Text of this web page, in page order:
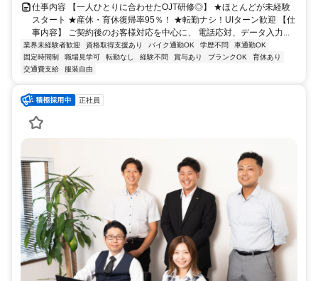
仕事内容 【一人ひとりに合わせたOJT研修◎】 ★ほとんどが未経験
スタート ★産休・育休復帰率95％！ ★転勤ナシ！UIターン歓迎 【仕
事内容】 ご契約後のお客様対応を中心に、 電話応対、データ入力...
業界未経験者歓迎 資格取得支援あり バイク通勤OK 学歴不問
車通勤OK
固定時間制
職場見学可 転勤なし 経験不問 賞与あり ブランクOK
育休あり
交通費支給
服装自由
正社員